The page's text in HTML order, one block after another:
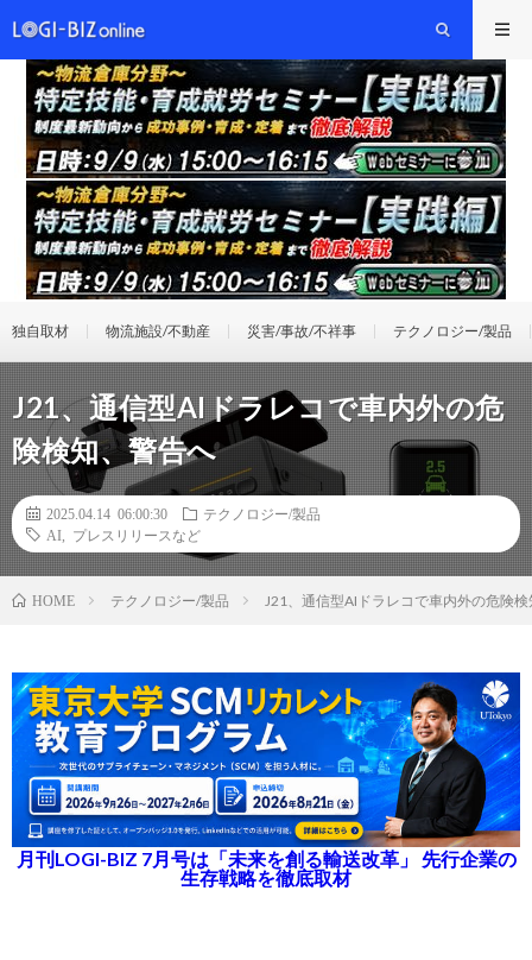
独自取材 物流施設/不動産 災害/事故/不祥事 テクノロジー/製品
J21、通信型AIドラレコで車内外の危
険検知、警告へ
2025.04.14 06:00:30
テクノロジー/製品
AI
プレスリリースなど
HOME テクノロジー/製品 J21、通信型AIドラレコで車内外の危険
月刊LOGI-BIZ 7月号は「未来を創る輸送改革」 先行企業の
生存戦略を徹底取材